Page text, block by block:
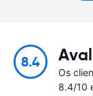
8.4
Os
8.4/10